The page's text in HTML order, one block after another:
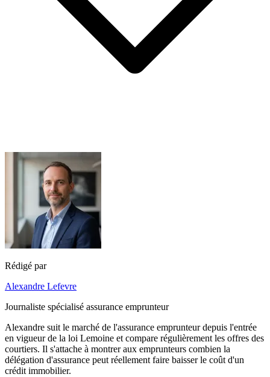
Rédigé par
Alexandre Lefevre
Journaliste spécialisé assurance emprunteur
Alexandre suit le marché de l'assurance emprunteur depuis l'entrée
en vigueur de la loi Lemoine et compare régulièrement les offres des
courtiers. Il s'attache à montrer aux emprunteurs combien la
délégation d'assurance peut réellement faire baisser le coût d'un
crédit immobilier.